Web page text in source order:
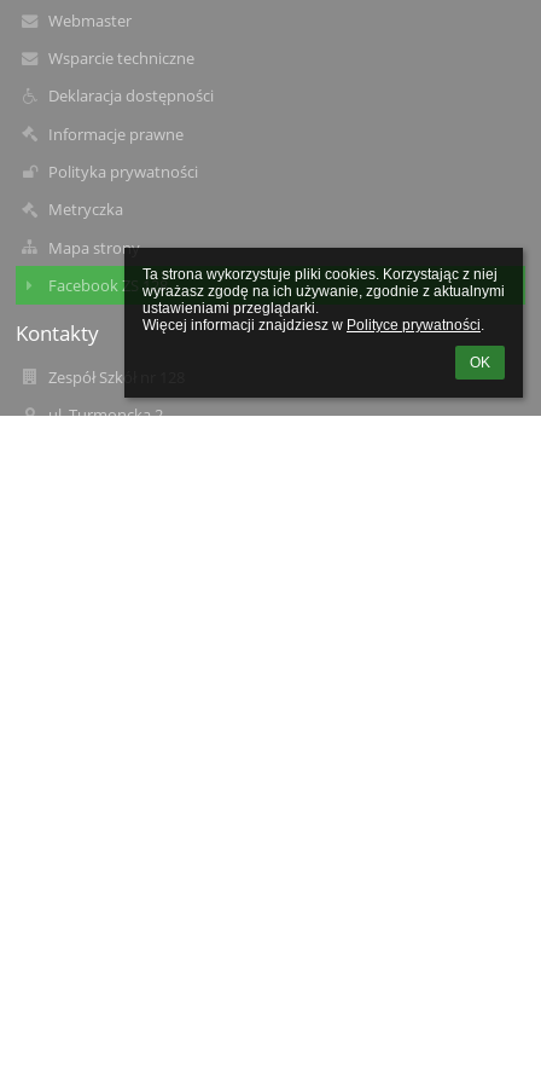
Ta strona wykorzystuje pliki cookies. Korzystając z niej
wyrażasz zgodę na ich używanie, zgodnie z aktualnymi
ustawieniami przeglądarki.
Więcej informacji znajdziesz w Polityce prywatności.
OK
Webmaster
Wsparcie techniczne
Deklaracja dostępności
Informacje prawne
Polityka prywatności
Metryczka
Mapa strony
Facebook ZS 128
Kontakty
Zespół Szkół nr 128
ul. Turmoncka 2